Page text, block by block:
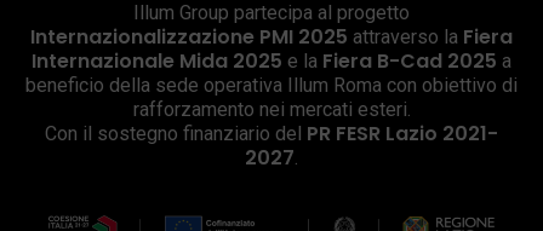
Illum Group partecipa al progetto
Internazionalizzazione PMI 2025 attraverso la Fiera
Internazionale Mida 2025 e la Fiera B-Cad 2025 a
beneficio della sede operativa Illum Roma con obiettivo di
rafforzamento nei mercati esteri.
Con il sostegno finanziario del PR FESR Lazio 2021-
2027.